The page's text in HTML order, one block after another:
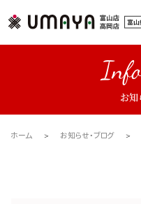
お
ホーム お知らせ・ブログ